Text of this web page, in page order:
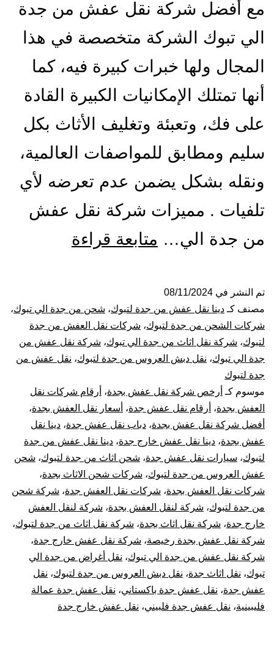
مع أفضل شركة نقل عفش من جدة
الي تبوك الشركة متخصصة في هذا
المجال ولها خبرات كبيرة فيه، كما
أنها تمتلك الإمكانيات الكبيرة القادة
على فك، وتعبئة وتغليف الأثاث بكل
سليم ومطابق للمواصفات العالمية،
ونقله بشكل يضمن عدم تعرضه لأي
تلفيات . مميزات شركة نقل عفش
من جدة الي… متابعة قراءة
من
جدة
الي
تبوك
تم النشر في 08/11/2024
مصنف كـ دينا نقل عفش من جدة لتبوك، شحن من جدة الي تبوك،
شركات الشحن من جدة لتبوك، شركات نقل العفش من جدة
لتبوك، شركة نقل اثاث من جدة الي تبوك، شركة نقل عفش من
جدة الي تبوك، نقل دبش العروس من جدة لتبوك، نقل عفش من
جدة لتبوك
موسوم كـ أرخص شركة نقل عفش بجدة، أرقام شركات نقل
العفش بجدة، أرقام نقل عفش جدة، أسعار نقل العفش بجدة،
أفضل شركة نقل عفش بجدة، دباب نقل عفش جدة، دينا نقل
عفش بجدة، دينا نقل عفش خارج جدة، دينا نقل عفش من جدة
لتبوك، سيارات نقل عفش جدة، شحن اثاث من جدة لتبوك، شحن
عفش العروس من جدة لتبوك، شركات شحن الاثاث بجدة،
شركات نقل العفش بجدة، شركات نقل العفش جدة، شركة شحن
من جدة لتبوك، شركة لنقل العفش بجدة، شركة لنقل العفش
خارج جدة، شركة نقل اثاث بجدة، شركة نقل اثاث من جدة لتبوك،
شركة نقل عفش بجدة رخيصة، شركة نقل عفش خارج جدة،
شركة نقل عفش من جدة الي تبوك، نقل أغراض من جدة الي
تبوك، نقل اثاث جدة، نقل دبش العروس من جدة لتبوك، نقل
عفش جدة، نقل عفش جدة باكستاني، نقل عفش جدة عمالة
فليبينية، نقل عفش جدة فلبيني، نقل عفش خارج جدة